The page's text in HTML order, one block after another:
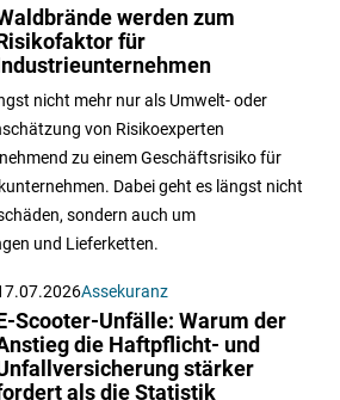
werden zum
Risikofaktor für
Industrieunternehmen
nicht mehr nur als Umwelt- oder
von Risikoexperten
zu einem Geschäftsrisiko für
Dabei geht es längst nicht
sondern auch um
und Lieferketten.
Assekuranz
E-Scooter-Unfälle: Warum der
die Haftpflicht- und
stärker
als die Statistik